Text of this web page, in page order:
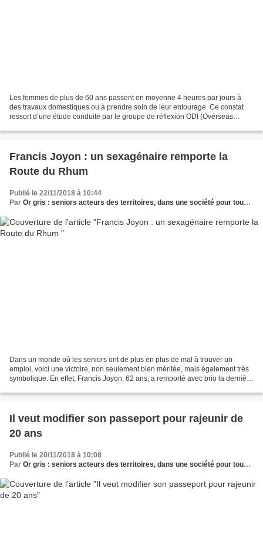
Les femmes de plus de 60 ans passent en moyenne 4 heures par jours à
des travaux domestiques ou à prendre soin de leur entourage. Ce constat
ressort d’une étude conduite par le groupe de réflexion ODI (Overseas
Francis Joyon : un sexagénaire remporte la
Route du Rhum
Publié le 22/11/2018 à 10:44
Par Or gris : seniors acteurs des territoires, dans une société pour tous les âges
Dans un monde où les seniors ont de plus en plus de mal à trouver un
emploi, voici une victoire, non seulement bien méritée, mais également très
symbolique. En effet, Francis Joyon, 62 ans, a remporté avec brio la dernière
Il veut modifier son passeport pour rajeunir de
20 ans
Publié le 20/11/2018 à 10:08
Par Or gris : seniors acteurs des territoires, dans une société pour tous les âges